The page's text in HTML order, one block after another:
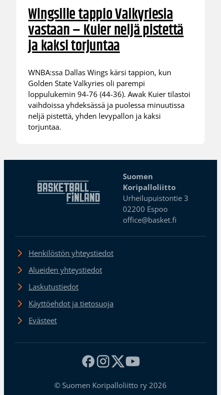
Wingsille tappio Valkyriesia
vastaan – Kuier neljä pistettä
ja kaksi torjuntaa
WNBA:ssa Dallas Wings kärsi tappion, kun
Golden State Valkyries oli parempi
loppulukemin 94-76 (44-36). Awak Kuier tilastoi
vaihdoissa yhdeksässä ja puolessa minuutissa
neljä pistettä, yhden levypallon ja kaksi
torjuntaa.
Suomen
Koripalloliitto
Urheilupuistontie 3
02200 Espoo
office@basket.fi
Henkilöstön yhteystiedot
Alueiden yhteystiedot
Laskutustiedot
Käyttöehdot ja tietosuoja
Evästeet
© Suomen Koripalloliitto ry 2026